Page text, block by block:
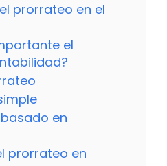
prorrateo en el
el
en
prorrateo en